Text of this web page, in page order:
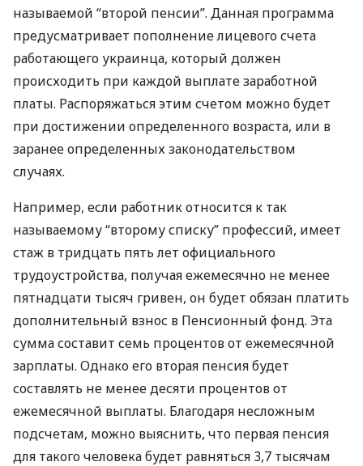
называемой “второй пенсии”. Данная программа
предусматривает пополнение лицевого счета
работающего украинца, который должен
происходить при каждой выплате заработной
платы. Распоряжаться этим счетом можно будет
при достижении определенного возраста, или в
заранее определенных законодательством
случаях.
Например, если работник относится к так
называемому “второму списку” профессий, имеет
стаж в тридцать пять лет официального
трудоустройства, получая ежемесячно не менее
пятнадцати тысяч гривен, он будет обязан платить
дополнительный взнос в Пенсионный фонд. Эта
сумма составит семь процентов от ежемесячной
зарплаты. Однако его вторая пенсия будет
составлять не менее десяти процентов от
ежемесячной выплаты. Благодаря несложным
подсчетам, можно выяснить, что первая пенсия
для такого человека будет равняться 3,7 тысячам